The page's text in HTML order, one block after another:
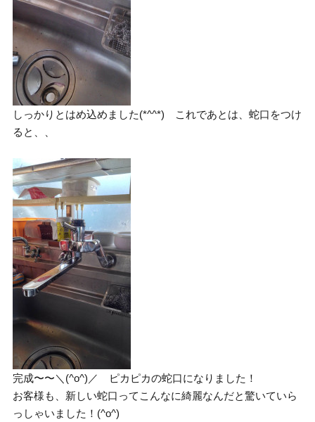
しっかりとはめ込めました(*^^*) これであとは、蛇口をつけ
ると、、
完成〜〜＼(^o^)／ ピカピカの蛇口になりました！
お客様も、新しい蛇口ってこんなに綺麗なんだと驚いていら
っしゃいました！(^o^)